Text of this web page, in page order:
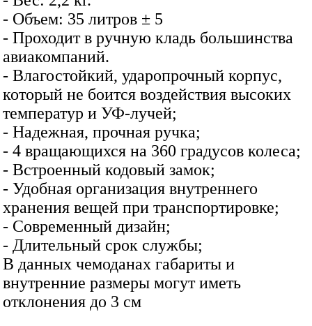
- Объем: 35 литров ± 5
- Проходит в ручную кладь большинства
авиакомпаний.
- Влагостойкий, ударопрочный корпус,
который не боится воздействия высоких
температур и УФ-лучей;
- Надежная, прочная ручка;
- 4 вращающихся на 360 градусов колеса;
- Встроенный кодовый замок;
- Удобная организация внутреннего
хранения вещей при транспортировке;
- Современный дизайн;
- Длительный срок службы;
В данных чемоданах габариты и
внутренние размеры могут иметь
отклонения до 3 см